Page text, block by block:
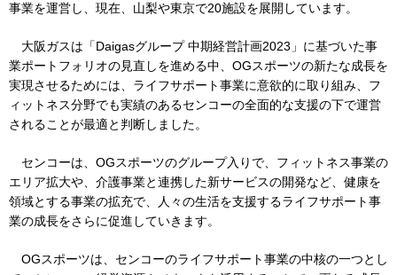
企業情報
ご家庭のお客さま
業務用・産業用のお客さま
お問い合わせ
事業を運営し、現在、山梨や東京で20施設を展開しています。
大阪ガスは「Daigasグループ 中期経営計画2023」に基づいた事
業ポートフォリオの見直しを進める中、OGスポーツの新たな成長を
実現させるためには、ライフサポート事業に意欲的に取り組み、フ
ィットネス分野でも実績のあるセンコーの全面的な支援の下で運営
されることが最適と判断しました。
センコーは、OGスポーツのグループ入りで、フィットネス事業の
エリア拡大や、介護事業と連携した新サービスの開発など、健康を
領域とする事業の拡充で、人々の生活を支援するライフサポート事
業の成長をさらに促進していきます。
OGスポーツは、センコーのライフサポート事業の中核の一つとし